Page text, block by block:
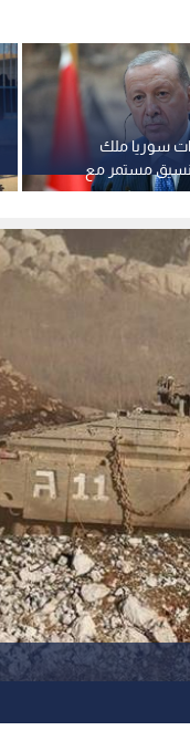
سوريا ملك
مستمر مع
الإعمار